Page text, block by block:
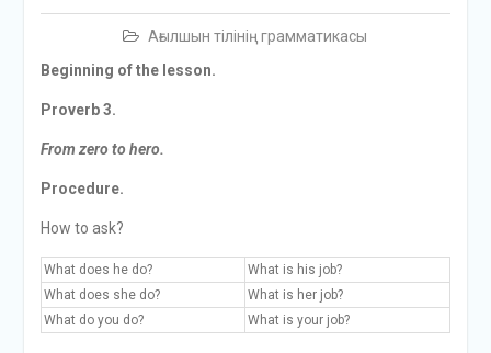
Ағылшын тілінің грамматикасы
Beginning of the lesson.
Proverb 3.
From zero to hero.
Procedure.
How to ask?
What does he do?
What is his job?
What does she do?
What is her job?
What do you do?
What is your job?